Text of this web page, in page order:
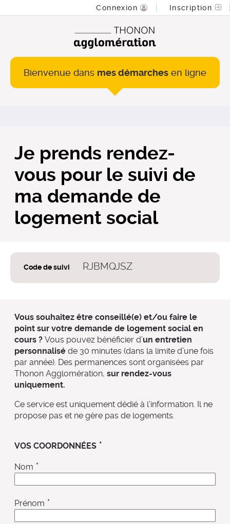
Connexion Inscription
Bienvenue dans mes démarches en ligne
Je prends rendez-
vous pour le suivi de
ma demande de
logement social
Code de suivi RJBMQJSZ
Vous souhaitez être conseillé(e) et/ou faire le
point sur votre demande de logement social en
cours ? Vous pouvez bénéficier d’un entretien
personnalisé de 30 minutes (dans la limite d’une fois
par année). Des permanences sont organisées par
Thonon Agglomération, sur rendez-vous
uniquement.
Ce service est uniquement dédié à l’information. Il ne
propose pas et ne gère pas de logements.
VOS COORDONNÉES *
Nom *
Prénom *